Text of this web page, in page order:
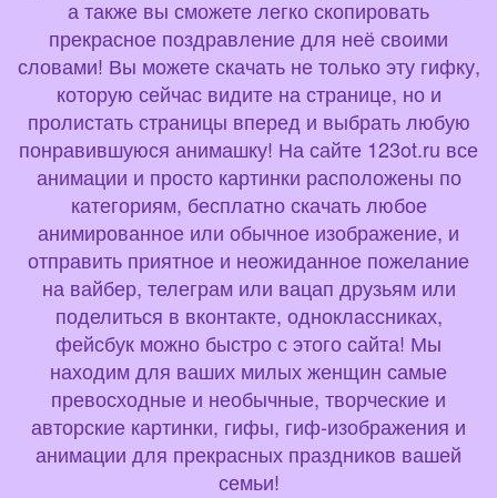
а также вы сможете легко скопировать
прекрасное поздравление для неё своими
словами! Вы можете скачать не только эту гифку,
которую сейчас видите на странице, но и
пролистать страницы вперед и выбрать любую
понравившуюся анимашку! На сайте 123ot.ru все
анимации и просто картинки расположены по
категориям, бесплатно скачать любое
анимированное или обычное изображение, и
отправить приятное и неожиданное пожелание
на вайбер, телеграм или вацап друзьям или
поделиться в вконтакте, одноклассниках,
фейсбук можно быстро с этого сайта! Мы
находим для ваших милых женщин самые
превосходные и необычные, творческие и
авторские картинки, гифы, гиф-изображения и
анимации для прекрасных праздников вашей
семьи!